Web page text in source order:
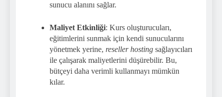
sunucu alanını sağlar.
Maliyet Etkinliği: Kurs oluşturucuları,
eğitimlerini sunmak için kendi sunucularını
yönetmek yerine, reseller hosting sağlayıcıları
ile çalışarak maliyetlerini düşürebilir. Bu,
bütçeyi daha verimli kullanmayı mümkün
kılar.